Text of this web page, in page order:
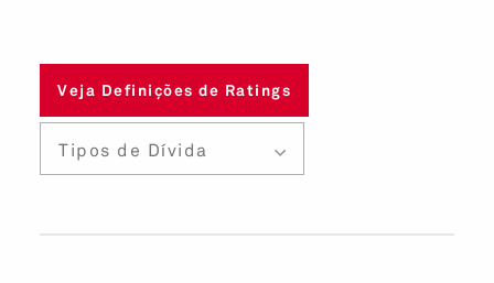
Veja Definições de Ratings
Tipos de Dívida